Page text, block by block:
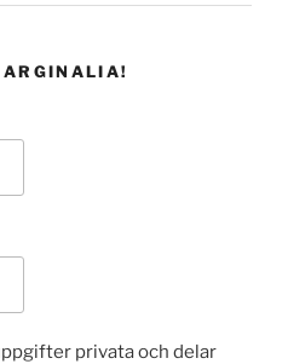
privata och delar